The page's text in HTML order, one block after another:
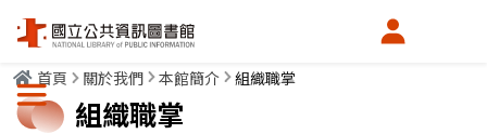
會員中心
選單按鈕
首頁 關於我們 本館簡介 組織職掌
組織職掌